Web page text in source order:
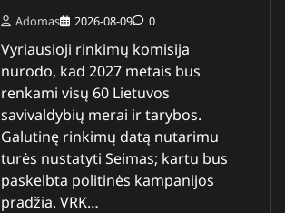
Adomas 2026-08-09 0
Vyriausioji rinkimų komisija
nurodo, kad 2027 metais bus
renkami visų 60 Lietuvos
savivaldybių merai ir tarybos.
Galutinę rinkimų datą nutarimu
turės nustatyti Seimas; kartu bus
paskelbta politinės kampanijos
pradžia. VRK…